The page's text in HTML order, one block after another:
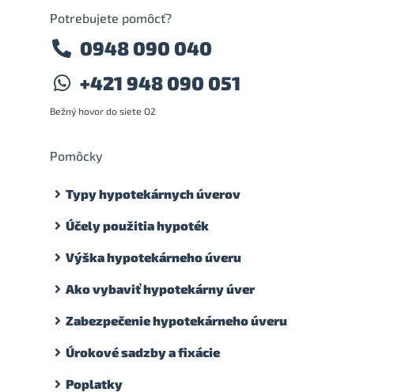
Potrebujete pomôcť?
0948 090 040
+421 948 090 051
Bežný hovor do siete O2
Pomôcky
Typy hypotekárnych úverov
Účely použitia hypoték
Výška hypotekárneho úveru
Ako vybaviť hypotekárny úver
Zabezpečenie hypotekárneho úveru
Úrokové sadzby a fixácie
Poplatky